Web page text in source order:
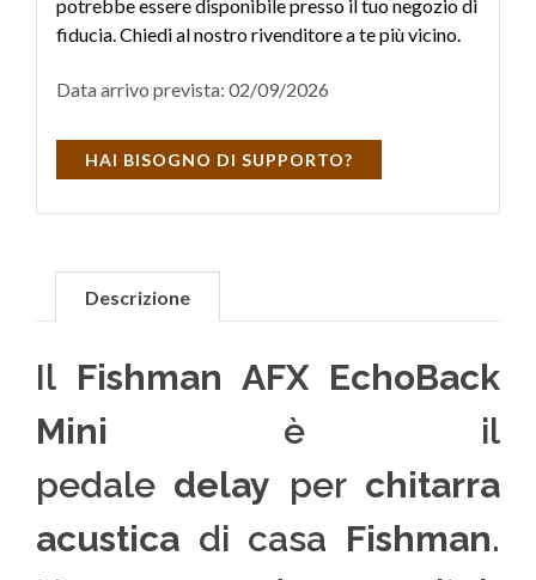
potrebbe essere disponibile presso il tuo negozio di
fiducia. Chiedi al nostro rivenditore a te più vicino.
Data arrivo prevista: 02/09/2026
HAI BISOGNO DI SUPPORTO?
Descrizione
Il Fishman AFX EchoBack
Mini è il
pedale delay per chitarra
acustica di casa Fishman.